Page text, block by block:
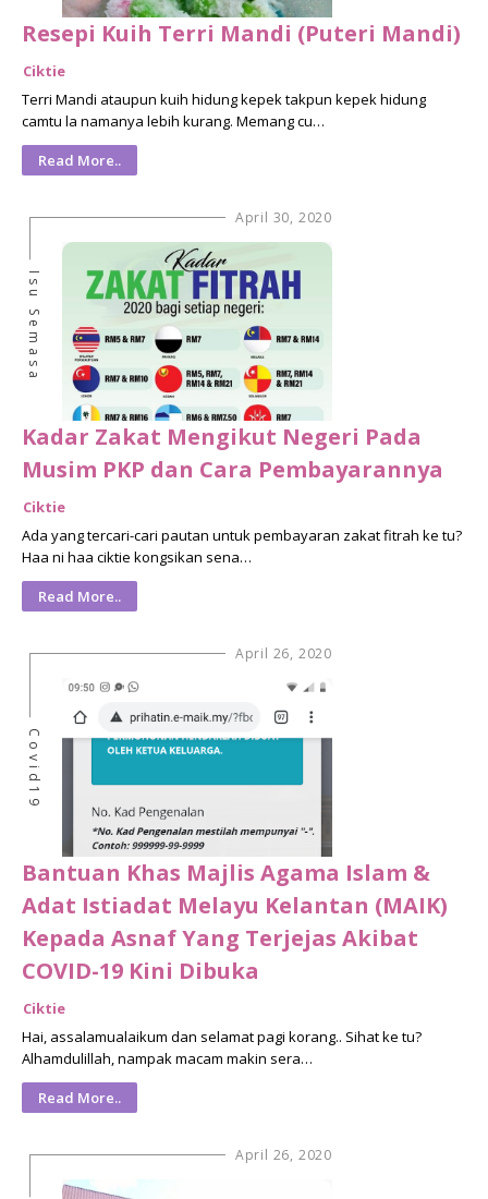
Resepi Kuih Terri Mandi (Puteri Mandi)
Ciktie
Terri Mandi ataupun kuih hidung kepek takpun kepek hidung
camtu la namanya lebih kurang. Memang cu…
Read More..
April 30, 2020
Isu Semasa
Kadar Zakat Mengikut Negeri Pada
Musim PKP dan Cara Pembayarannya
Ciktie
Ada yang tercari-cari pautan untuk pembayaran zakat fitrah ke tu?
Haa ni haa ciktie kongsikan sena…
Read More..
April 26, 2020
Covid19
Bantuan Khas Majlis Agama Islam &
Adat Istiadat Melayu Kelantan (MAIK)
Kepada Asnaf Yang Terjejas Akibat
COVID-19 Kini Dibuka
Ciktie
Hai, assalamualaikum dan selamat pagi korang.. Sihat ke tu?
Alhamdulillah, nampak macam makin sera…
Read More..
April 26, 2020